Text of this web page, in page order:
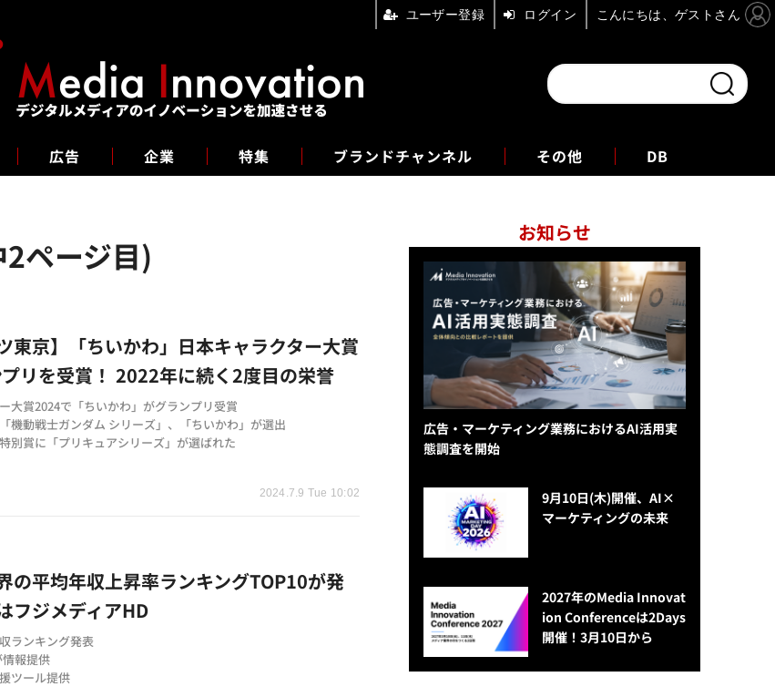
広告 企業 特集 ブランドチャンネル
フォーエム その他 DB
ページ目)
2024.7.9 Tue 10:02
東京】「ちいかわ」日本キャラクター大賞
リを受賞！ 2022年に続く2度目の栄誉
大賞2024で「ちいかわ」がグランプリ受賞
機動戦士ガンダム シリーズ」、「ちいかわ」が選出
別賞に「プリキュアシリーズ」が選ばれた
の平均年収上昇率ランキングTOP10が発
フジメディアHD
ランキング発表
報提供
ツール提供
お知らせ
広告・マーケティング業務におけるAI活用実
態調査を開始
9月10日(木)開催、AI×
マーケティングの未来
2027年のMedia Innovat
ion Conferenceは2Days
開催！3月10日から
ユーザー登録 ログイン こんにちは、ゲストさん